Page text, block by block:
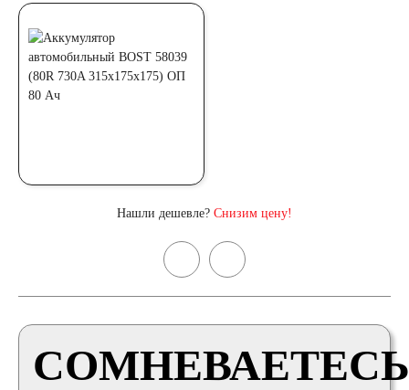
Нашли дешевле? Снизим цену!